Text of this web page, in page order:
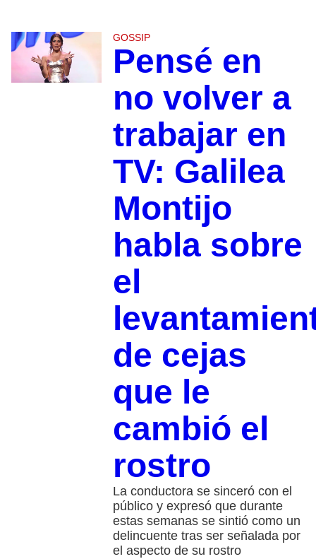
GOSSIP
Pensé en
no volver a
trabajar en
TV: Galilea
Montijo
habla sobre
el
de cejas
que le
cambió el
rostro
La conductora se sinceró con el
público y expresó que durante
estas semanas se sintió como un
delincuente tras ser señalada por
el aspecto de su rostro